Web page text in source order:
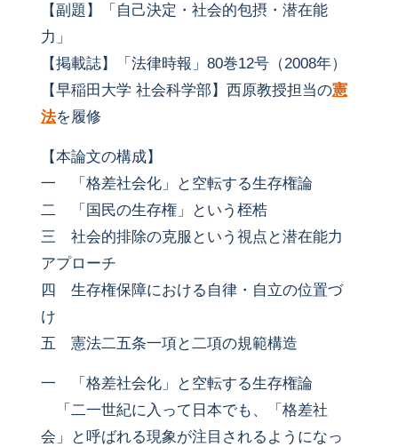
【副題】「自己決定・社会的包摂・潜在能
力」
【掲載誌】「法律時報」80巻12号（2008年）
【早稲田大学 社会科学部】西原教授担当の憲
法を履修
【本論文の構成】
一 「格差社会化」と空転する生存権論
二 「国民の生存権」という桎梏
三 社会的排除の克服という視点と潜在能力
アプローチ
四 生存権保障における自律・自立の位置づ
け
五 憲法二五条一項と二項の規範構造
一 「格差社会化」と空転する生存権論
「二一世紀に入って日本でも、「格差社
会」と呼ばれる現象が注目されるようになっ